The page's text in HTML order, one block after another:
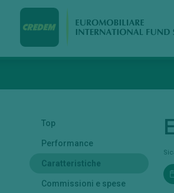
Top
Performance
Caratteristiche
Commissioni e spese